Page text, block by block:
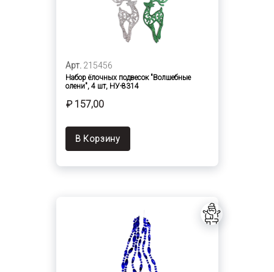
Арт. 215456
Набор ёлочных подвесок "Волшебные
олени", 4 шт, НУ-8314
₽ 157,00
В Корзину